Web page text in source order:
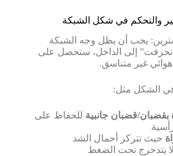
والتحكم في شكل الشبكة
يجب أن يظل وجه الشبكة
إلى الداخل، ستحصل على
غير متناسق.
الشكل مثل:
قضبان جانبية للحفاظ على
حيث تتركز أحمال الشد
لا يتدحرج تحت الضغط